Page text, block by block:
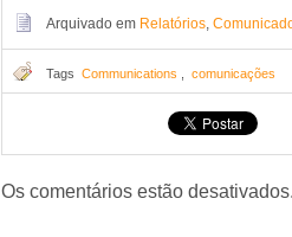
Arquivado em Relatórios,
Tags Communications comunicações
Os comentários estão